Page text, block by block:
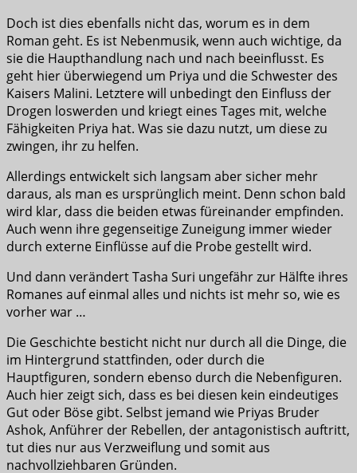
Doch ist dies ebenfalls nicht das, worum es in dem
Roman geht. Es ist Nebenmusik, wenn auch wichtige, da
sie die Haupthandlung nach und nach beeinflusst. Es
geht hier überwiegend um Priya und die Schwester des
Kaisers Malini. Letztere will unbedingt den Einfluss der
Drogen loswerden und kriegt eines Tages mit, welche
Fähigkeiten Priya hat. Was sie dazu nutzt, um diese zu
zwingen, ihr zu helfen.
Allerdings entwickelt sich langsam aber sicher mehr
daraus, als man es ursprünglich meint. Denn schon bald
wird klar, dass die beiden etwas füreinander empfinden.
Auch wenn ihre gegenseitige Zuneigung immer wieder
durch externe Einflüsse auf die Probe gestellt wird.
Und dann verändert Tasha Suri ungefähr zur Hälfte ihres
Romanes auf einmal alles und nichts ist mehr so, wie es
vorher war …
Die Geschichte besticht nicht nur durch all die Dinge, die
im Hintergrund stattfinden, oder durch die
Hauptfiguren, sondern ebenso durch die Nebenfiguren.
Auch hier zeigt sich, dass es bei diesen kein eindeutiges
Gut oder Böse gibt. Selbst jemand wie Priyas Bruder
Ashok, Anführer der Rebellen, der antagonistisch auftritt,
tut dies nur aus Verzweiflung und somit aus
nachvollziehbaren Gründen.